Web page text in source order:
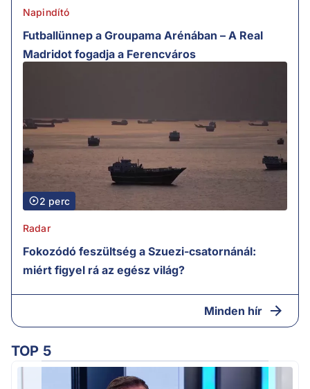
Napindító
Futballünnep a Groupama Arénában – A Real
Madridot fogadja a Ferencváros
2 perc
Radar
Fokozódó feszültség a Szuezi-csatornánál:
miért figyel rá az egész világ?
Minden hír
TOP 5